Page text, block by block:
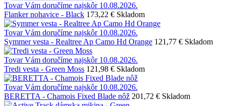
Tovar Vám doručíme najskôr 10.08.2026.
Flanker nohavice - Black 173,22 € Skladom
Tovar Vám doručíme najskôr 10.08.2026.
Symmer vesta - Realtree Ap Camo Hd Orange 121,77 € Skladom
Tovar Vám doručíme najskôr 10.08.2026.
Tredi vesta - Green Moss 121,98 € Skladom
Tovar Vám doručíme najskôr 10.08.2026.
BERETTA - Chamois Fixed Blade nôž 201,72 € Skladom